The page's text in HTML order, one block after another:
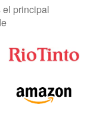
el principal